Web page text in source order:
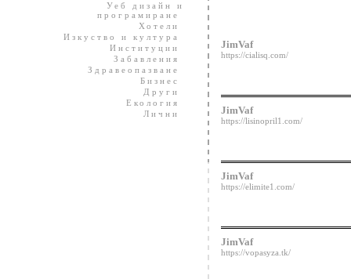
Уеб дизайн и
програмиране
Хотели
Изкуство и култура
Институции
Забавления
Здравеопазване
Бизнес
Други
Екология
Лични
JimVaf
https://cialisq.com/
JimVaf
https://lisinopril1.com/
JimVaf
https://elimite1.com/
JimVaf
https://vopasyza.tk/